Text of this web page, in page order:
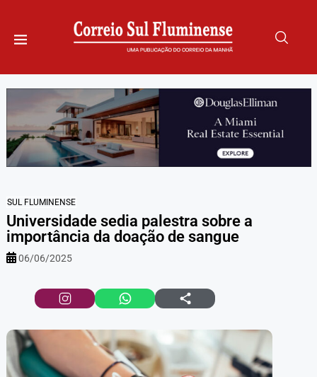
SUL FLUMINENSE
Universidade sedia palestra sobre a
importância da doação de sangue
06/06/2025